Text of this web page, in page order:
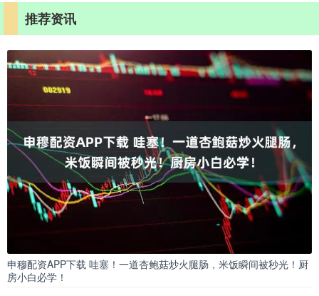
推荐资讯
申穆配资APP下载 哇塞！一道杏鲍菇炒火腿肠，米饭瞬间被秒光！厨
房小白必学！